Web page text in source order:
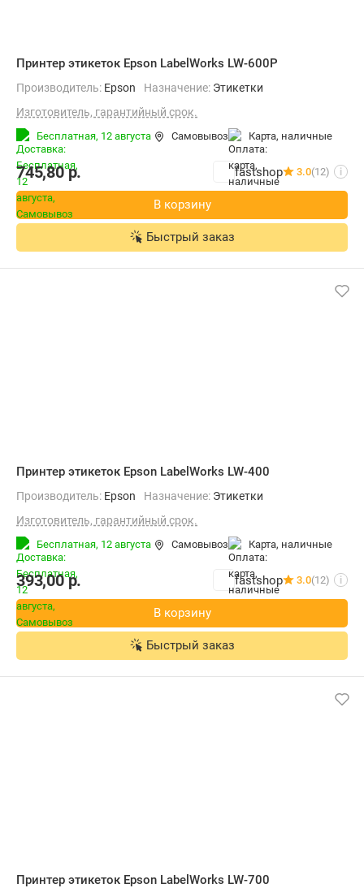
Принтер этикеток Epson LabelWorks LW-600P
Производитель: Epson Назначение: Этикетки
Изготовитель, гарантийный срок.
Бесплатная, 12 августа Самовывоз карта, наличные
745,80р. fastshop 3.0(12) i
В корзину
Быстрый заказ
Принтер этикеток Epson LabelWorks LW-400
Производитель: Epson Назначение: Этикетки
Изготовитель, гарантийный срок.
Бесплатная, 12 августа Самовывоз карта, наличные
393,00р. fastshop 3.0(12) i
В корзину
Быстрый заказ
Принтер этикеток Epson LabelWorks LW-700